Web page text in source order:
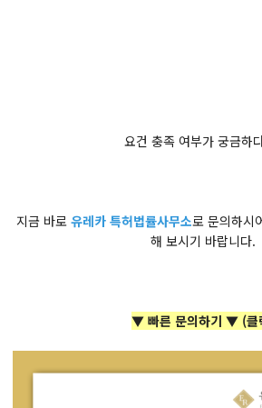
요건 충족 여부가 궁금하
지금 바로 유레카 특허법률사무소로 문의하시
해 보시기 바랍니다.
▼ 빠른 문의하기 ▼ (클